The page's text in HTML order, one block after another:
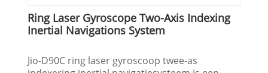
Ring Laser Gyroscope Two-Axis Indexing
Inertial Navigations System
Jio-D90C ring laser gyroscoop twee-as